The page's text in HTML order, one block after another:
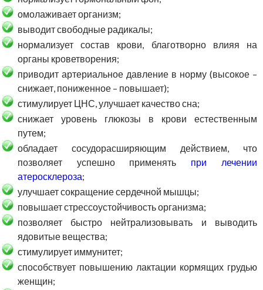
омолаживает организм;
выводит свободные радикалы;
нормализует состав крови, благотворно влияя на
органы кроветворения;
приводит артериальное давление в норму (высокое –
снижает, пониженное – повышает);
стимулирует ЦНС, улучшает качество сна;
снижает уровень глюкозы в крови естественным
путем;
обладает сосудорасширяющим действием, что
позволяет успешно применять при лечении
атеросклероза;
улучшает сокращение сердечной мышцы;
повышает стрессоустойчивость организма;
позволяет быстро нейтрализовывать и выводить
ядовитые вещества;
стимулирует иммунитет;
способствует повышению лактации кормящих грудью
женщин;